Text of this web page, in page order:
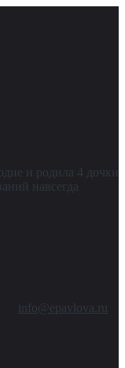
и родила 4 дочки
навсегда
info@epavlova.ru